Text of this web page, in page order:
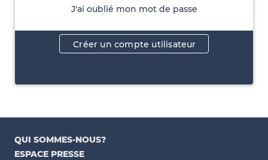
J'ai oublié mon mot de passe
Créer un compte utilisateur
QUI SOMMES-NOUS?
ESPACE PRESSE